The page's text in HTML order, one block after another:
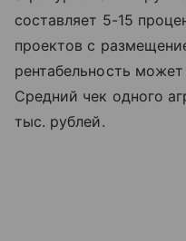
составляет 5-15
проектов с
рентабельность
Средний чек одного
тыс. рублей.